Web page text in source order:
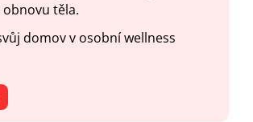
těla.
domov v osobní wellness